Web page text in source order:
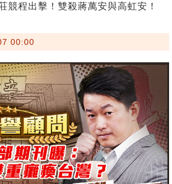
競程出擊！雙殺蔣萬安與高虹安！
00:00